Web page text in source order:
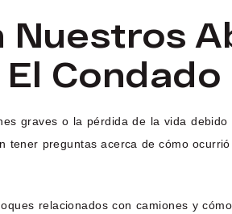
Nuestros
Condado
graves o la pérdida de la vida
preguntas acerca de cómo
relacionados con camiones y